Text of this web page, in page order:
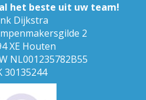
het beste uit uw team!
Dijkstra
2
XE Houten
NL001235782B55
30135244